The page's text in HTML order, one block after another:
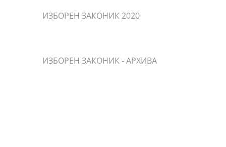
ИЗБОРЕН ЗАКОНИК 2020
ИЗБОРЕН ЗАКОНИК - АРХИВА